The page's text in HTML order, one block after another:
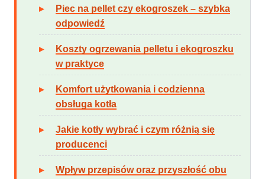
Piec na pellet czy ekogroszek – szybka
odpowiedź
Koszty ogrzewania pelletu i ekogroszku
w praktyce
Komfort użytkowania i codzienna
obsługa kotła
Jakie kotły wybrać i czym różnią się
producenci
Wpływ przepisów oraz przyszłość obu